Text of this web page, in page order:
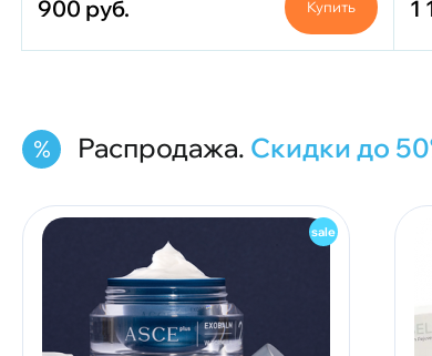
900 руб. Купить 1
Распродажа. Скидки до